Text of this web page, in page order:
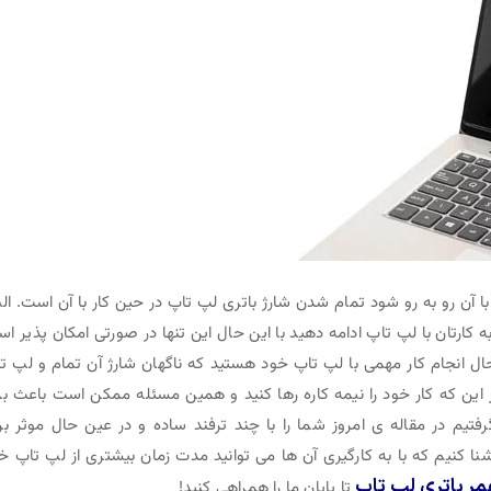
رو به رو شود تمام شدن شارژ باتری لپ تاپ در حین کار با آن است.
کارتان با لپ تاپ ادامه دهید با این حال این تنها در صورتی امکان پذیر
انجام کار مهمی با لپ تاپ خود هستید که ناگهان شارژ آن تمام و لپ
که کار خود را نیمه کاره رها کنید و همین مسئله ممکن است باعث
در مقاله ی امروز شما را با چند ترفند ساده و در عین حال موثر
کنیم که با به کارگیری آن ها می توانید مدت زمان بیشتری از لپ تاپ